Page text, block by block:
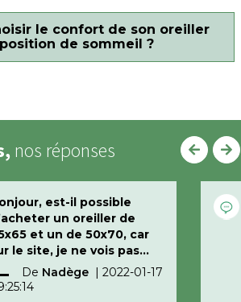
le confort de son oreiller
de sommeil ?
nos réponses
est-il possible
un oreiller de
et un de 50x70, car
le site, je ne vois pas
passer la
De Nadège | 2022-01-17